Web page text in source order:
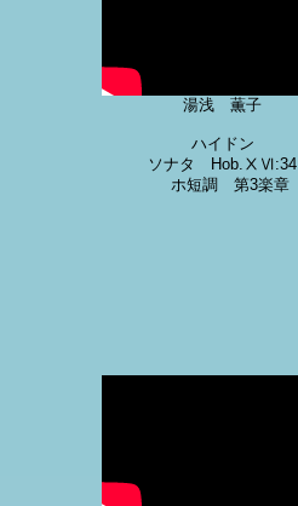
湯浅 薫子
ハイドン
ソナタ Hob.ⅩⅥ:34
ホ短調 第3楽章